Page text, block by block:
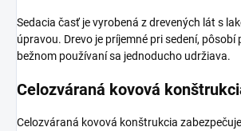
Sedacia časť je vyrobená z drevených lát s
úpravou. Drevo je príjemné pri sedení, pôsobí
bežnom používaní sa jednoducho udržiava.
Celozváraná kovová
Celozváraná kovová konštrukcia